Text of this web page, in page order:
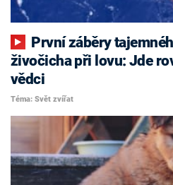
živočicha při lovu: Jde
vědci
Téma: Svět zvířat